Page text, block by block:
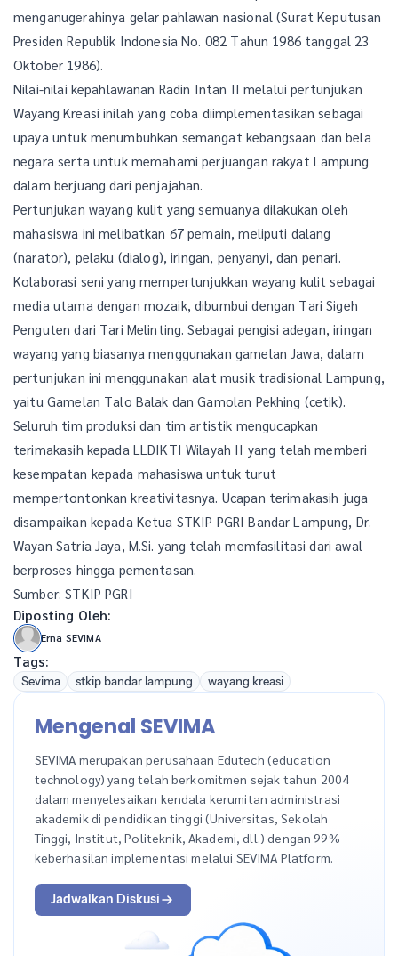
menganugerahinya gelar pahlawan nasional (Surat Keputusan
Presiden Republik Indonesia No. 082 Tahun 1986 tanggal 23
Oktober 1986).
Nilai-nilai kepahlawanan Radin Intan II melalui pertunjukan
Wayang Kreasi inilah yang coba diimplementasikan sebagai
upaya untuk menumbuhkan semangat kebangsaan dan bela
negara serta untuk memahami perjuangan rakyat Lampung
dalam berjuang dari penjajahan.
Pertunjukan wayang kulit yang semuanya dilakukan oleh
mahasiswa ini melibatkan 67 pemain, meliputi dalang
(narator), pelaku (dialog), iringan, penyanyi, dan penari.
Kolaborasi seni yang mempertunjukkan wayang kulit sebagai
media utama dengan mozaik, dibumbui dengan Tari Sigeh
Penguten dari Tari Melinting. Sebagai pengisi adegan, iringan
wayang yang biasanya menggunakan gamelan Jawa, dalam
pertunjukan ini menggunakan alat musik tradisional Lampung,
yaitu Gamelan Talo Balak dan Gamolan Pekhing (cetik).
Seluruh tim produksi dan tim artistik mengucapkan
terimakasih kepada LLDIKTI Wilayah II yang telah memberi
kesempatan kepada mahasiswa untuk turut
mempertontonkan kreativitasnya. Ucapan terimakasih juga
disampaikan kepada Ketua STKIP PGRI Bandar Lampung, Dr.
Wayan Satria Jaya, M.Si. yang telah memfasilitasi dari awal
berproses hingga pementasan.
Sumber: STKIP PGRI
Diposting Oleh:
Erna SEVIMA
Tags:
Sevima stkip bandar lampung wayang kreasi
Mengenal SEVIMA
SEVIMA merupakan perusahaan Edutech (education
technology) yang telah berkomitmen sejak tahun 2004
dalam menyelesaikan kendala kerumitan administrasi
akademik di pendidikan tinggi (Universitas, Sekolah
Tinggi, Institut, Politeknik, Akademi, dll.) dengan 99%
keberhasilan implementasi melalui SEVIMA Platform.
Jadwalkan Diskusi